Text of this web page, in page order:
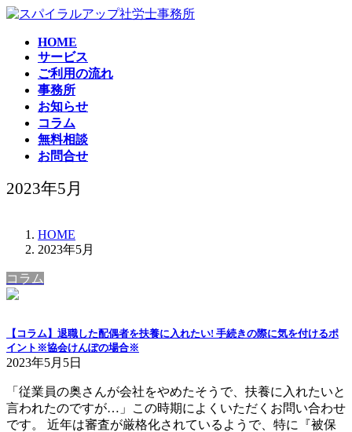
コ
ナ
HOME
サービス
ご利用の流れ
事務所
お知らせ
コラム
無料相談
お問合せ
2023年5月
HOME
2023年5月
コラム
【コラム】退職した配偶者を扶養に入れたい! 手続きの際に気を付けるポ
イント※協会けんぽの場合※
2023年5月5日
「従業員の奥さんが会社をやめたそうで、扶養に入れたいと
言われたのですが…」この時期によくいただくお問い合わせ
です。 近年は審査が厳格化されているようで、特に『被保